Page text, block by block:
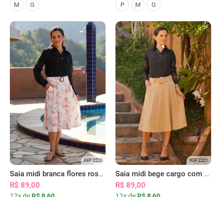
M G P M G
REF 2220
Saia midi branca flores rosas com bolsos
R$ 89,00
REF 2221
Saia midi bege cargo com bolsos
R$ 89,00